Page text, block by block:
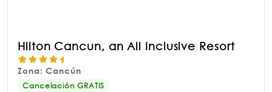
Hilton Cancun, an All Inclusive Resort
Zona: Cancún
Cancelación GRATIS